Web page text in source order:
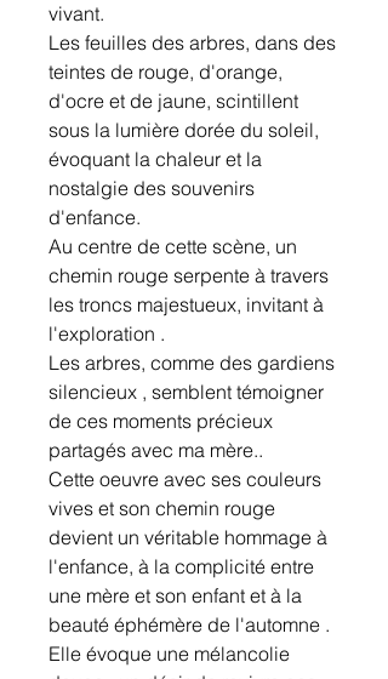
vivant.
Les feuilles des arbres, dans des
teintes de rouge, d'orange,
d'ocre et de jaune, scintillent
sous la lumière dorée du soleil,
évoquant la chaleur et la
nostalgie des souvenirs
d'enfance.
Au centre de cette scène, un
chemin rouge serpente à travers
les troncs majestueux, invitant à
l'exploration .
Les arbres, comme des gardiens
silencieux , semblent témoigner
de ces moments précieux
partagés avec ma mère..
Cette oeuvre avec ses couleurs
vives et son chemin rouge
devient un véritable hommage à
l'enfance, à la complicité entre
une mère et son enfant et à la
beauté éphémère de l'automne .
Elle évoque une mélancolie